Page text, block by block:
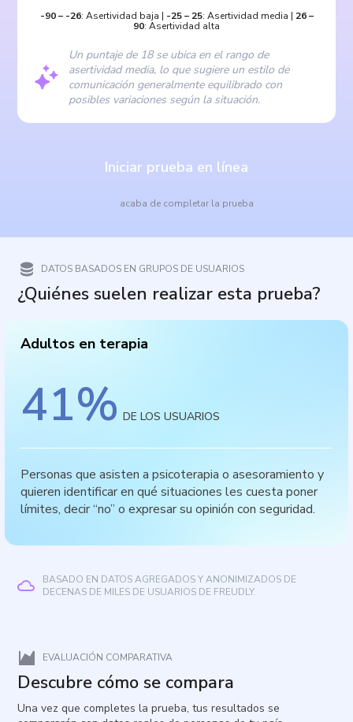
-90– -26: Asertividad baja | -25– 25: Asertividad media | 26–
90: Asertividad alta
Un puntaje de 18 se ubica en el rango de
asertividad media, lo que sugiere un estilo de
comunicación generalmente equilibrado con
posibles variaciones según la situación.
Iniciar prueba en línea
acaba de completar la prueba
DATOS BASADOS EN GRUPOS DE USUARIOS
¿Quiénes suelen realizar esta prueba?
Adultos en terapia
41% DE LOS USUARIOS
Personas que asisten a psicoterapia o asesoramiento y
quieren identificar en qué situaciones les cuesta poner
límites, decir “no” o expresar su opinión con seguridad.
BASADO EN DATOS AGREGADOS Y ANONIMIZADOS DE
DECENAS DE MILES DE USUARIOS DE FREUDLY.
EVALUACIÓN COMPARATIVA
Descubre cómo se compara
Una vez que completes la prueba, tus resultados se